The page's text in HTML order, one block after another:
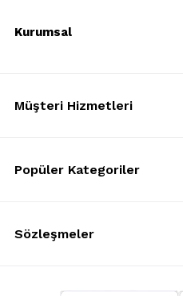
Kurumsal
Müşteri Hizmetleri
Popüler Kategoriler
Sözleşmeler